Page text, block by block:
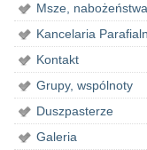
Msze, nabożeństwa
Kancelaria
Kontakt
Grupy, wspólnoty
Duszpasterze
Galeria